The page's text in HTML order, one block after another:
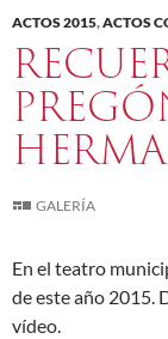
ACTOS 2015,ACTOS
GALERÍA
En el teatro
de este año 2015.
vídeo.